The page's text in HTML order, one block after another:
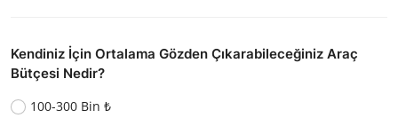
Kendiniz İçin Ortalama Gözden Çıkarabileceğiniz Araç
Bütçesi Nedir?
100-300 Bin ₺